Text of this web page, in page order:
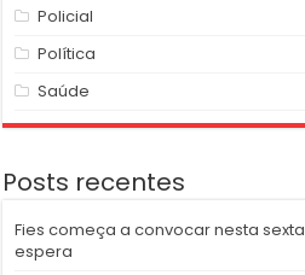
Policial
Política
Saúde
Posts recentes
Fies começa a convocar nesta
espera